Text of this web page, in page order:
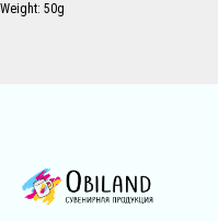
Weight: 50g